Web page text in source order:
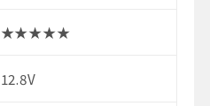
★★★★★
12.8V